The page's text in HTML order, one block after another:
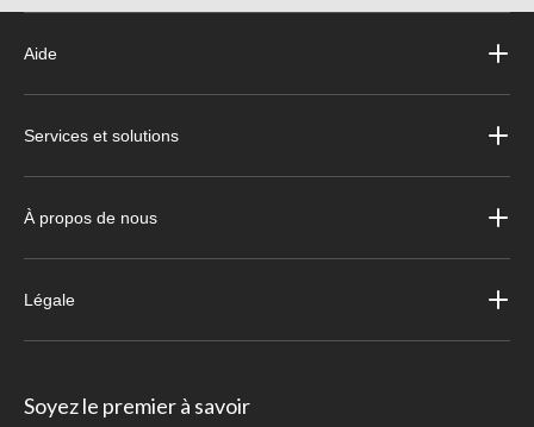
Aide
Services et solutions
À propos de nous
Légale
Soyez le premier à savoir